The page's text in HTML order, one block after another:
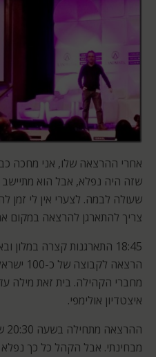
אחרי ההרצאה שלו, אני מחכה
שזה היה נפלא, אבל הוא
שעולה לבמה. לצערי אין לי זמן
צריך להתארגן להרצאה במקום
18:45 התארגנות קצרה במלון
הרצאה
מחברי הקהילה. בית זאת מילה
איצטדיון אולימפי.
מבחינתי. אבל הקהל כל כך נפלא